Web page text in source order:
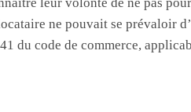
ne pouvait se prévaloir
du code de commerce,